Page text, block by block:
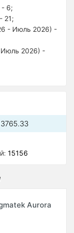
- 6;
21;
- Июль 2026) -
Июль 2026) -
15156
Aurora